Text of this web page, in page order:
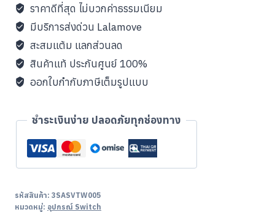
ราคาดีที่สุด ไม่บวกค่าธรรมเนียม
มีบริการส่งด่วน Lalamove
สะสมแต้ม แลกส่วนลด
สินค้าแท้ ประกันศูนย์ 100%
ออกใบกำกับภาษีเต็มรูปแบบ
ชำระเงินง่าย ปลอดภัยทุกช่องทาง
รหัสสินค้า: 3SASVTW005
หมวดหมู่: อุปกรณ์ Switch